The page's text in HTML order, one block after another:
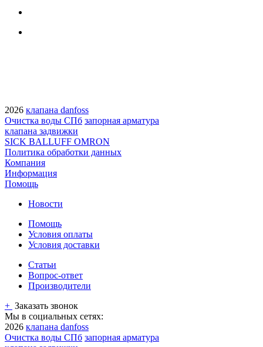
2026 клапана danfoss
Очистка воды СПб запорная арматура
клапана задвижки
SICK BALLUFF OMRON
Политика обработки данных
Компания
Информация
Помощь
Новости
Помощь
Условия оплаты
Условия доставки
Статьи
Вопрос-ответ
Производители
+ Заказать звонок
Мы в социальных сетях:
2026 клапана danfoss
Очистка воды СПб запорная арматура